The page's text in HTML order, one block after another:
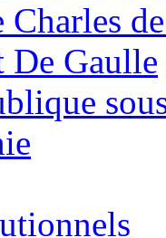
De Gaulle